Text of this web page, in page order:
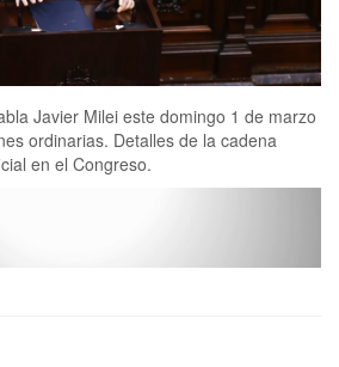
Javier Milei este domingo 1 de marzo
ordinarias. Detalles de la cadena
en el Congreso.